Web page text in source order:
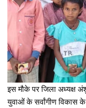
इस मौके पर जिला अध्यक्ष
युवाओं के सर्वांगीण विकास